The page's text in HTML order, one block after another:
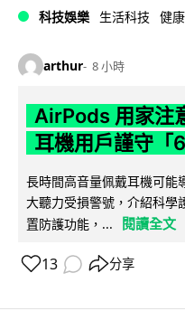
科技娛樂 生活科技 健康
arthur 8 小時
AirPods 用家注
耳機用戶謹守
長時間高音量佩戴耳機可能
大聽力受損警號，介紹科
置防護功能，...
閱讀全文
13 分享